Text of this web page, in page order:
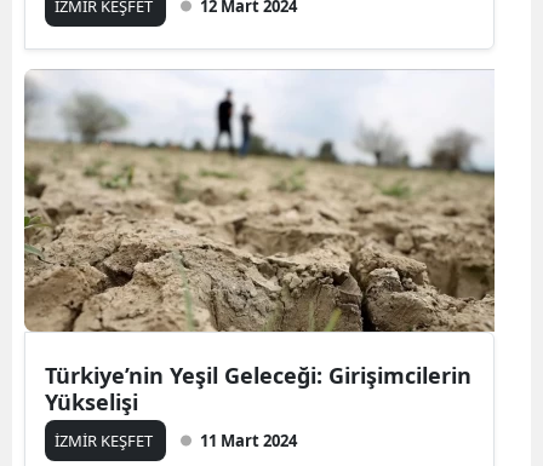
İZMİR KEŞFET 12 Mart 2024
Türkiye’nin Yeşil Geleceği: Girişimcilerin
Yükselişi
İZMİR KEŞFET 11 Mart 2024